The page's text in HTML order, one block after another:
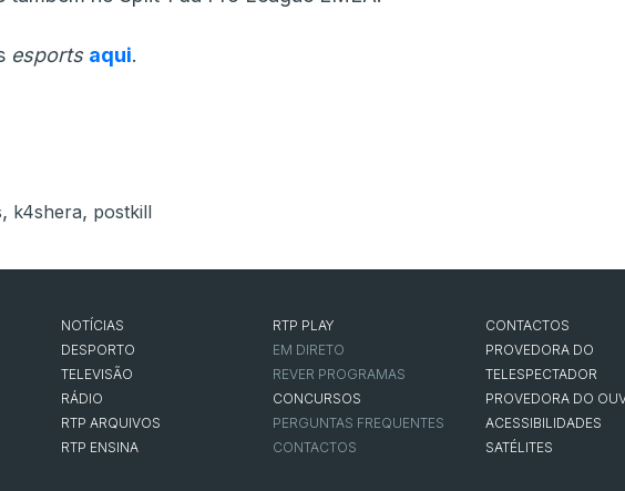
esports aqui.
, k4shera, postkill
NOTÍCIAS
DESPORTO
TELEVISÃO
RÁDIO
RTP ARQUIVOS
RTP ENSINA
RTP PLAY
EM DIRETO
REVER PROGRAMAS
CONCURSOS
PERGUNTAS FREQUENTES
CONTACTOS
CONTACTOS
PROVEDORA DO
TELESPECTADOR
PROVEDORA DO
ACESSIBILIDADES
SATÉLITES